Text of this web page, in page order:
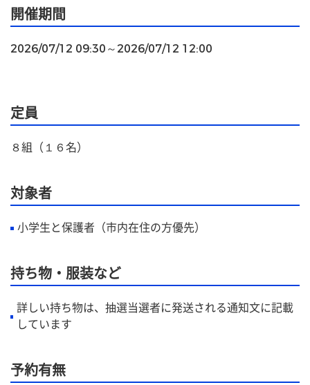
開催期間
2026/07/12 09:30～2026/07/12 12:00
定員
８組（１６名）
対象者
小学生と保護者（市内在住の方優先）
持ち物・服装など
詳しい持ち物は、抽選当選者に発送される通知文に記載
しています
予約有無